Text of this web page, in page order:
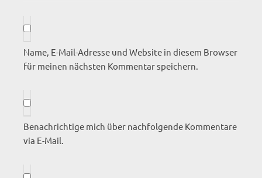
Name, E-Mail-Adresse und Website in diesem Browser
für meinen nächsten Kommentar speichern.
Benachrichtige mich über nachfolgende Kommentare
via E-Mail.